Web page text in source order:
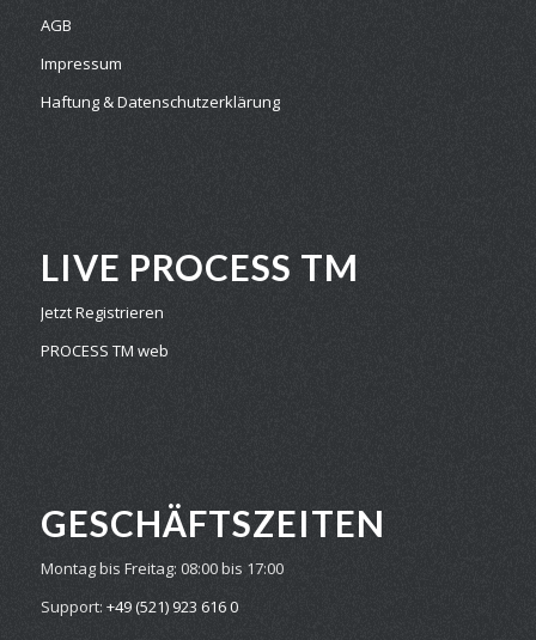
AGB
Impressum
Haftung & Datenschutzerklärung
LIVE PROCESS TM
Jetzt Registrieren
PROCESS TM web
GESCHÄFTS­ZEITEN
Montag bis Freitag: 08:00 bis 17:00
Support: +49 (521) 923 616 0